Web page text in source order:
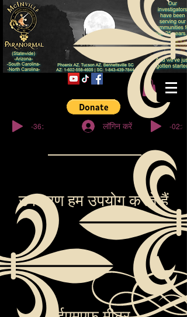
© कॉपीराइट
-36:27 लॉगिन करें -02:32
उपकरण हम उपयोग करते हैं